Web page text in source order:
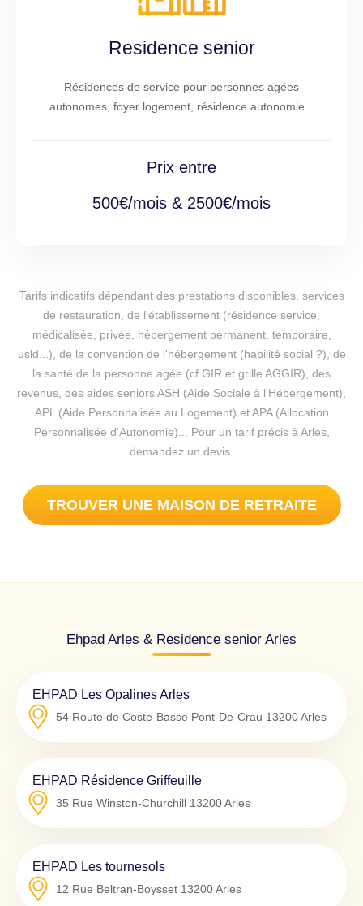
Residence senior
Résidences de service pour personnes agées
autonomes, foyer logement, résidence autonomie...
Prix entre
500€/mois & 2500€/mois
Tarifs indicatifs dépendant des prestations disponibles, services
de restauration, de l'établissement (résidence service,
médicalisée, privée, hébergement permanent, temporaire,
usld...), de la convention de l'hébergement (habilité social ?), de
la santé de la personne agée (cf GIR et grille AGGIR), des
revenus, des aides seniors ASH (Aide Sociale à l’Hébergement),
APL (Aide Personnalisée au Logement) et APA (Allocation
Personnalisée d'Autonomie)... Pour un tarif précis à Arles,
demandez un devis.
TROUVER UNE MAISON DE RETRAITE
Ehpad Arles & Residence senior Arles
EHPAD Les Opalines Arles
54 Route de Coste-Basse Pont-De-Crau 13200Arles
EHPAD Résidence Griffeuille
35 Rue Winston-Churchill 13200Arles
EHPAD Les tournesols
12 Rue Beltran-Boysset 13200Arles